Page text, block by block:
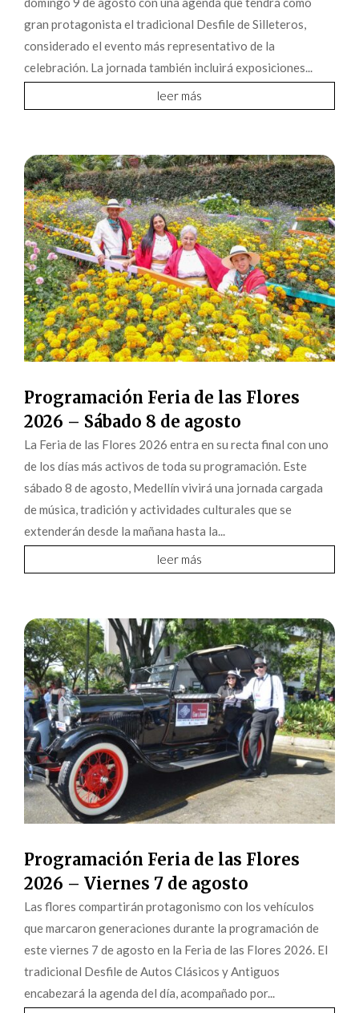
gran protagonista el tradicional Desfile de Silleteros,
considerado el evento más representativo de la
celebración. La jornada también incluirá exposiciones...
leer más
Programación Feria de las Flores
2026 – Sábado 8 de agosto
La Feria de las Flores 2026 entra en su recta final con uno
de los días más activos de toda su programación. Este
sábado 8 de agosto, Medellín vivirá una jornada cargada
de música, tradición y actividades culturales que se
extenderán desde la mañana hasta la...
leer más
Programación Feria de las Flores
2026 – Viernes 7 de agosto
Las flores compartirán protagonismo con los vehículos
que marcaron generaciones durante la programación de
este viernes 7 de agosto en la Feria de las Flores 2026. El
tradicional Desfile de Autos Clásicos y Antiguos
encabezará la agenda del día, acompañado por...